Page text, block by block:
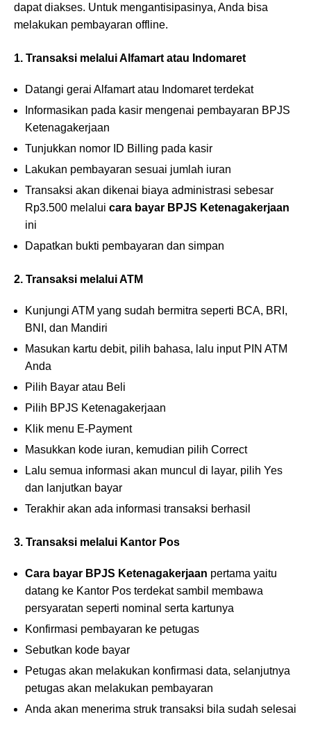
dapat diakses. Untuk mengantisipasinya, Anda bisa
melakukan pembayaran offline.
1. Transaksi melalui Alfamart atau Indomaret
Datangi gerai Alfamart atau Indomaret terdekat
Informasikan pada kasir mengenai pembayaran BPJS
Ketenagakerjaan
Tunjukkan nomor ID Billing pada kasir
Lakukan pembayaran sesuai jumlah iuran
Transaksi akan dikenai biaya administrasi sebesar
Rp3.500 melalui cara bayar BPJS Ketenagakerjaan
ini
Dapatkan bukti pembayaran dan simpan
2. Transaksi melalui ATM
Kunjungi ATM yang sudah bermitra seperti BCA, BRI,
BNI, dan Mandiri
Masukan kartu debit, pilih bahasa, lalu input PIN ATM
Anda
Pilih Bayar atau Beli
Pilih BPJS Ketenagakerjaan
Klik menu E-Payment
Masukkan kode iuran, kemudian pilih Correct
Lalu semua informasi akan muncul di layar, pilih Yes
dan lanjutkan bayar
Terakhir akan ada informasi transaksi berhasil
3. Transaksi melalui Kantor Pos
Cara bayar BPJS Ketenagakerjaan pertama yaitu
datang ke Kantor Pos terdekat sambil membawa
persyaratan seperti nominal serta kartunya
Konfirmasi pembayaran ke petugas
Sebutkan kode bayar
Petugas akan melakukan konfirmasi data, selanjutnya
petugas akan melakukan pembayaran
Anda akan menerima struk transaksi bila sudah selesai